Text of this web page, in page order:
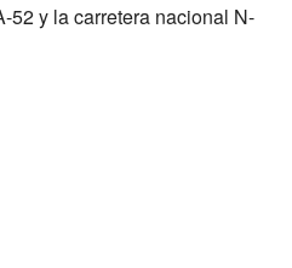
52 y la carretera nacional N-